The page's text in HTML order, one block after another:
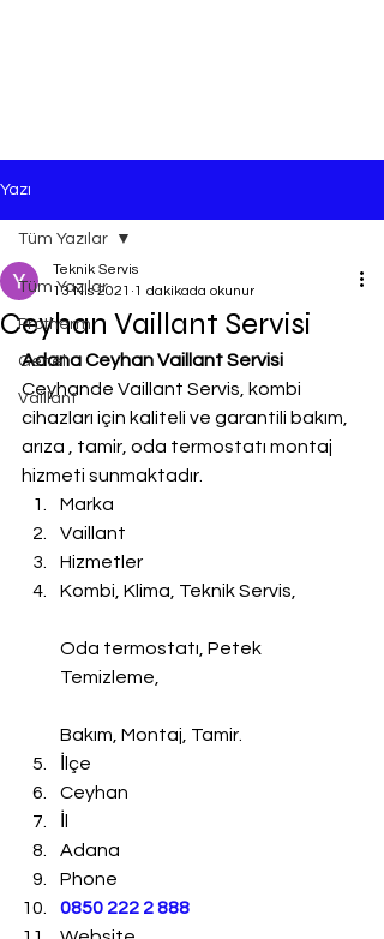
Yazı
Tüm Yazılar
Protherm
Genel
Vaillant
Tüm Yazılar
Ceyhan Vaillant Servisi
Teknik Servis
13 Nis 2021 1 dakikada okunur
Adana Ceyhan Vaillant Servisi
Ceyhande Vaillant Servis, kombi
cihazları için kaliteli ve garantili bakım,
arıza , tamir, oda termostatı montaj
hizmeti sunmaktadır.
Marka
Vaillant
Hizmetler
Kombi, Klima, Teknik Servis,
Oda termostatı, Petek
Temizleme,
Bakım, Montaj, Tamir.
İlçe
Ceyhan
Adana
Phone
0850 222 2 888